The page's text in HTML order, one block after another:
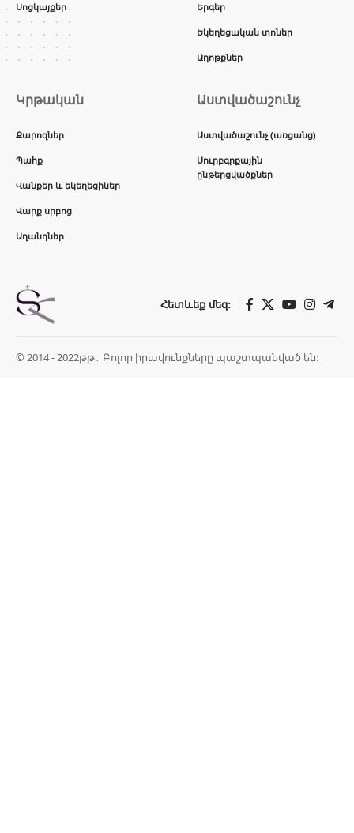
Սոցկայքեր Երգեր
Եկեղեցական տոներ
Աղոթքներ
Կրթական
Քարոզներ
Պահք
Վանքեր և եկեղեցիներ
Վարք սրբոց
Աղանդներ
Աստվածաշունչ
Աստվածաշունչ (առցանց)
Սուրբգրքային
ընթերցվածքներ
Հետևեք մեզ:
© 2014 - 2022թթ․ Բոլոր իրավունքները պաշտպանված են: